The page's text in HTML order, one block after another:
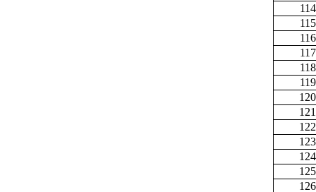
114
115
116
117
118
119
120
121
122
123
124
125
126